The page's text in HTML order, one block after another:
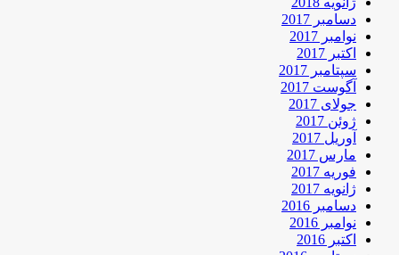
دسامبر 2017
نوامبر 2017
اکتبر 2017
سپتامبر 2017
آگوست 2017
جولای 2017
ژوئن 2017
آوریل 2017
مارس 2017
فوریه 2017
ژانویه 2017
دسامبر 2016
نوامبر 2016
اکتبر 2016